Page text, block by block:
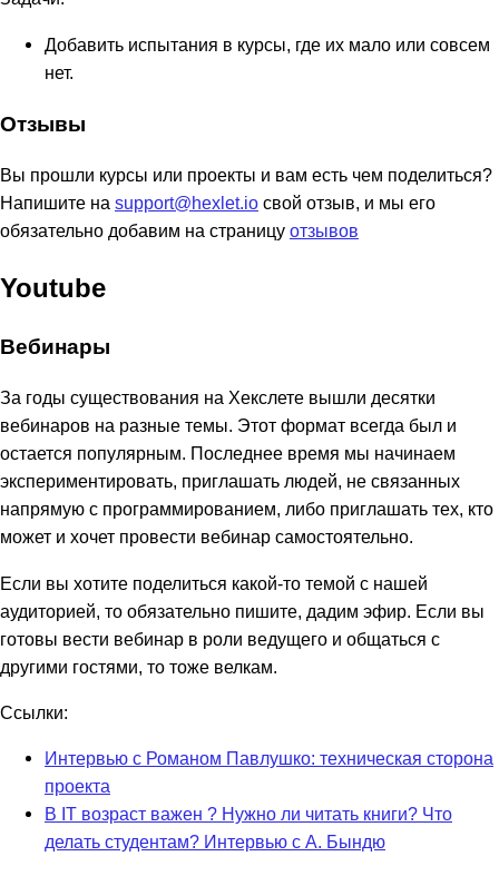
Добавить испытания в курсы, где их мало или совсем
нет.
Отзывы
Вы прошли курсы или проекты и вам есть чем поделиться?
Напишите на support@hexlet.io свой отзыв, и мы его
обязательно добавим на страницу отзывов
Youtube
Вебинары
За годы существования на Хекслете вышли десятки
вебинаров на разные темы. Этот формат всегда был и
остается популярным. Последнее время мы начинаем
экспериментировать, приглашать людей, не связанных
напрямую с программированием, либо приглашать тех, кто
может и хочет провести вебинар самостоятельно.
Если вы хотите поделиться какой-то темой с нашей
аудиторией, то обязательно пишите, дадим эфир. Если вы
готовы вести вебинар в роли ведущего и общаться с
другими гостями, то тоже велкам.
Ссылки:
Интервью с Романом Павлушко: техническая сторона
проекта
В IT возраст важен ? Нужно ли читать книги? Что
делать студентам? Интервью с А. Бындю